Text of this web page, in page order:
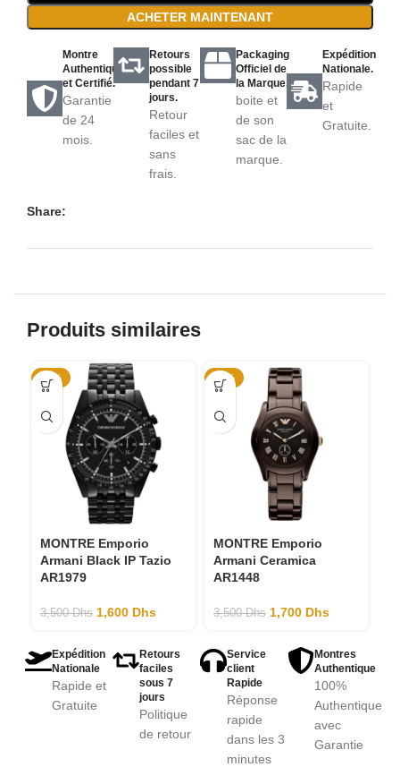
ACHETER MAINTENANT
Montre
Authentique
et Certifié.
Garantie
de 24
mois.
Retours
possible
pendant 7
jours.
Retour
faciles et
sans
frais.
Packaging
Officiel de
la Marque.
boite et
de son
sac de la
marque.
Expédition
Nationale.
Rapide
et
Gratuite.
Share:
Produits similaires
-54%
MONTRE Emporio
Armani Black IP Tazio
AR1979
3,500Dhs 1,600 Dhs
-51%
MONTRE Emporio
Armani Ceramica
AR1448
3,500Dhs 1,700 Dhs
Expédition
Nationale
Rapide et
Gratuite
Retours
faciles
sous 7
jours
Politique
de retour
Service
client
Rapide
Réponse
rapide
dans les 3
minutes
Montres
Authentique
100%
Authentique
avec
Garantie